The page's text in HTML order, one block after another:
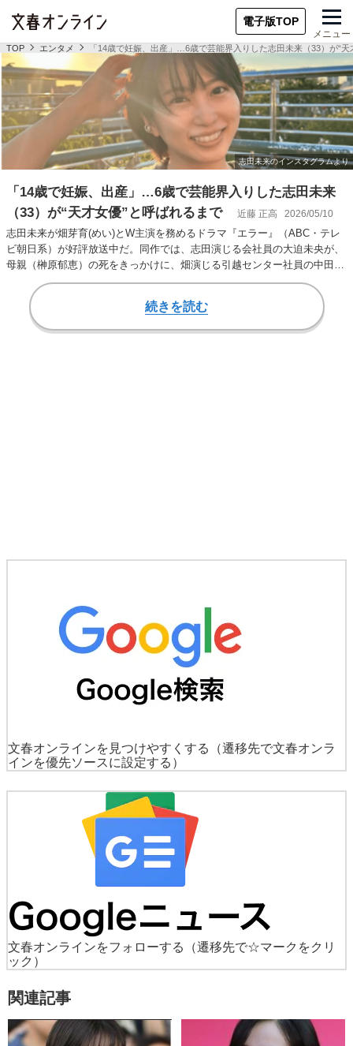
電子版TOP
メニュー
TOP エンタメ 「14歳で妊娠、出産」…6歳で芸能界入りした志田未来（33）が“天
「14歳で妊娠、出産」…6歳で芸能界入りした志田未来
（33）が“天才女優”と呼ばれるまで
近藤 正高 2026/05/10
志田未来が畑芽育(めい)とW主演を務めるドラマ『エラー』（ABC・テレ
ビ朝日系）が好評放送中だ。同作では、志田演じる会社員の大迫未央が、
母親（榊原郁恵）の死をきっかけに、畑演じる引越センター社員の中田ユ
メと出会い、…
続きを読む
文春オンラインを見つけやすくする
（遷移先で文春オンラ
インを優先ソースに設定する）
文春オンラインをフォローする
（遷移先で☆マークをクリ
ック）
関連記事